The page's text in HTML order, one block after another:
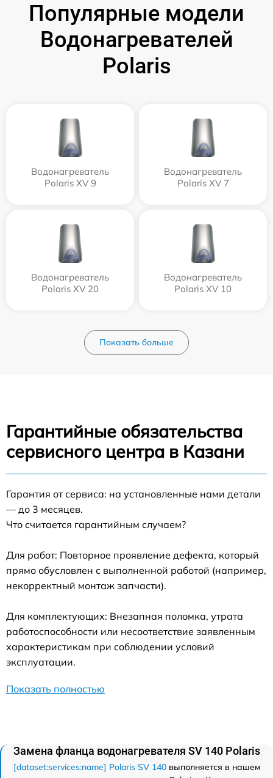
Популярные модели
Водонагревателей
Polaris
Водонагреватель
Polaris XV 9
Водонагреватель
Polaris XV 7
Водонагреватель
Polaris XV 20
Водонагреватель
Polaris XV 10
Показать больше
Гарантийные обязательства
сервисного центра в Казани
Гарантия от сервиса: на установленные нами детали
— до 3 месяцев.
Что считается гарантийным случаем?
Для работ: Повторное проявление дефекта, который
прямо обусловлен с выполненной работой (например,
некорректный монтаж запчасти).
Для комплектующих: Внезапная поломка, утрата
работоспособности или несоответствие заявленным
характеристикам при соблюдении условий
эксплуатации.
Показать полностью
Замена фланца водонагревателя SV 140 Polaris
[dataset:services:name] Polaris SV 140 выполняется в нашем